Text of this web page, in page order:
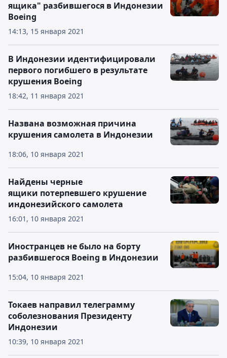
14:13, 15 января 2021
ящика" разбившегося в Индонезии
Boeing
18:42, 11 января 2021
В Индонезии идентифицировали
первого погибшего в результате
крушения Boeing
18:06, 10 января 2021
Названа возможная причина
крушения самолета в Индонезии
16:01, 10 января 2021
Найдены черные
ящики потерпевшего крушение
индонезийского самолета
15:04, 10 января 2021
Иностранцев не было на борту
разбившегося Boeing в Индонезии
10:39, 10 января 2021
Токаев направил телеграмму
соболезнования Президенту
Индонезии